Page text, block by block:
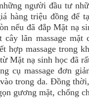
người đầu tư
hàng triệu đồng để
nếu đã đắp Mặt nạ
cây lăn massage mặt
hợp massage trong
Mặt nạ sinh học đã
cụ massage đơn
trong da. Đồng
gương mặt, chống